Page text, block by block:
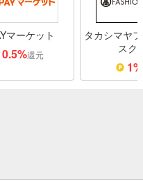
マーケット
0.5%還元
タカシマヤ
スク
1%